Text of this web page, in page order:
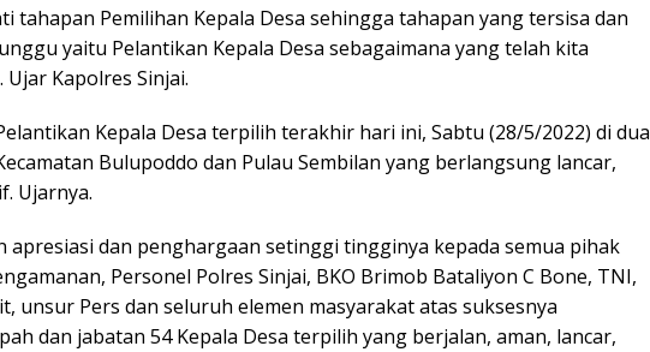
tahapan Pemilihan Kepala Desa sehingga tahapan yang tersisa dan
yaitu Pelantikan Kepala Desa sebagaimana yang telah kita
Kapolres Sinjai.
Kepala Desa terpilih terakhir hari ini, Sabtu (28/5/2022) di dua
Bulupoddo dan Pulau Sembilan yang berlangsung lancar,
Ujarnya.
apresiasi dan penghargaan setinggi tingginya kepada semua pihak
Personel Polres Sinjai, BKO Brimob Bataliyon C Bone, TNI,
unsur Pers dan seluruh elemen masyarakat atas suksesnya
dan jabatan 54 Kepala Desa terpilih yang berjalan, aman, lancar,